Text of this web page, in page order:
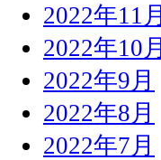
2022年11月
2022年10月
2022年9月
2022年8月
2022年7月